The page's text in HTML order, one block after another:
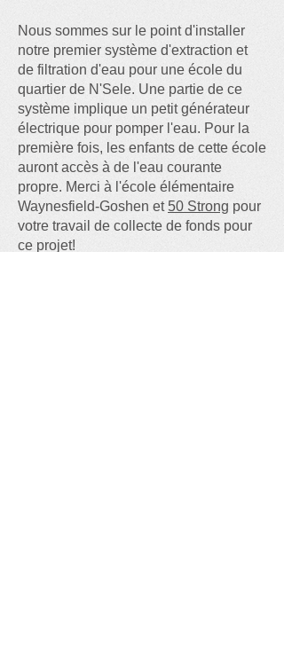
Nous sommes sur le point d'installer
notre premier système d'extraction et
de filtration d'eau pour une école du
quartier de N'Sele. Une partie de ce
système implique un petit générateur
électrique pour pomper l'eau. Pour la
première fois, les enfants de cette école
auront accès à de l'eau courante
propre. Merci à l'école élémentaire
Waynesfield-Goshen et 50 Strong pour
votre travail de collecte de fonds pour
ce projet!